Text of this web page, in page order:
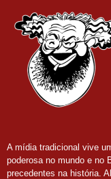
A mídia tradicional vive
poderosa no mundo e no
precedentes na história.